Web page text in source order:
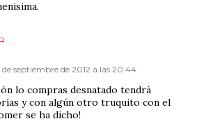
de septiembre de 2012 a las 20:44
lo compras desnatado tendrá
y con algún otro truquito con el
se ha dicho!